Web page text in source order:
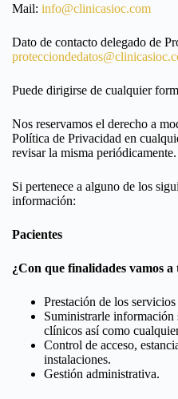
Mail: info@clinicasioc.com
Dato de contacto delegado de
Puede dirigirse de cualquier
Nos reservamos el derecho a
Política de Privacidad en
revisar la misma periódicamente.
Si pertenece a alguno de los
información:
Pacientes
¿Con que finalidades vamos
Prestación de los
Suministrarle información
clínicos así como
Control de acceso,
instalaciones.
Gestión administrativa.